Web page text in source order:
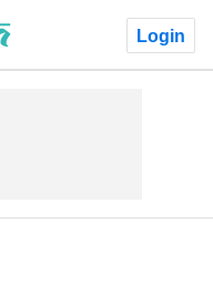
Login